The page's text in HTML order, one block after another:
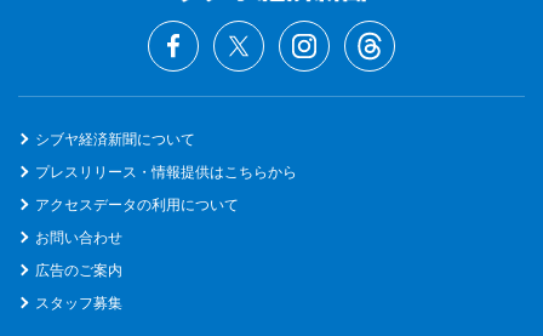
シブヤ経済新聞について
プレスリリース・情報提供はこちらから
アクセスデータの利用について
お問い合わせ
広告のご案内
スタッフ募集